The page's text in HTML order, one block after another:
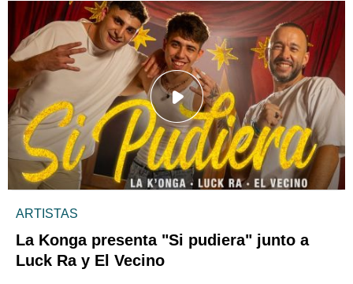
ARTISTAS
La Konga presenta "Si pudiera" junto a
Luck Ra y El Vecino